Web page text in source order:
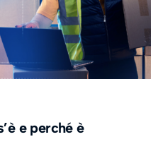
e perché è